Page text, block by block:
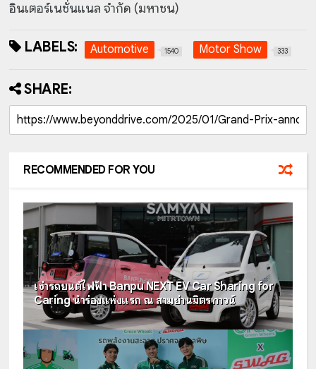
อินเตอร์เนชั่นแนล จำกัด (มหาชน)
LABELS: Automotive 1540 Motor Show 333
SHARE:
RECOMMENDED FOR YOU
เช่ารถยนต์ไฟฟ้า Banpu NEXT EV Car Sharing for
Caring นำร่องแห่งแรก ณ สามย่านมิตรทาวน์